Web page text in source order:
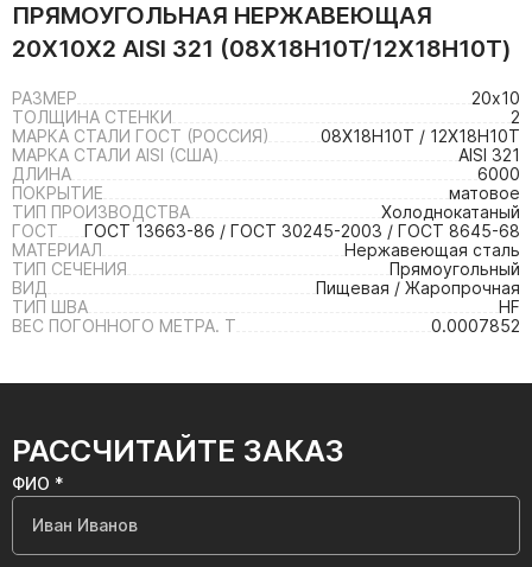
ПРЯМОУГОЛЬНАЯ НЕРЖАВЕЮЩАЯ
20Х10Х2 AISI 321 (08Х18Н10Т/12Х18Н10Т)
РАЗМЕР
20х10
ТОЛЩИНА СТЕНКИ
2
МАРКА СТАЛИ ГОСТ (РОССИЯ)
08Х18Н10Т / 12Х18Н10Т
МАРКА СТАЛИ AISI (США)
AISI 321
ДЛИНА
6000
ПОКРЫТИЕ
матовое
ТИП ПРОИЗВОДСТВА
Холоднокатаный
ГОСТ
ГОСТ 13663-86 / ГОСТ 30245-2003 / ГОСТ 8645-68
МАТЕРИАЛ
Нержавеющая сталь
ТИП СЕЧЕНИЯ
Прямоугольный
ВИД
Пищевая / Жаропрочная
ТИП ШВА
HF
ВЕС ПОГОННОГО МЕТРА. Т
0.0007852
РАССЧИТАЙТЕ ЗАКАЗ
ФИО *